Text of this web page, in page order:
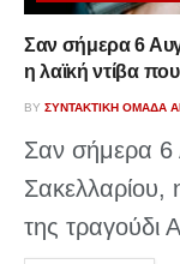
Σαν σήμερα 6
η λαϊκή ντίβα
BY ΣΥΝΤΑΚΤΙΚΉ ΟΜΆΔΑ
Σαν σήμερα 6
Σακελλαρίου,
της τραγούδι